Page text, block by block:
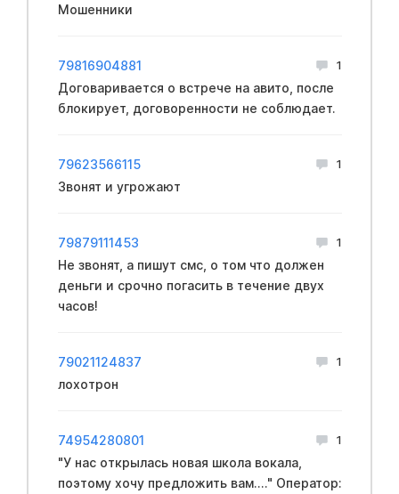
Мошенники
79816904881 1
Договаривается о встрече на авито, после
блокирует, договоренности не соблюдает.
79623566115 1
Звонят и угрожают
79879111453 1
Не звонят, а пишут смс, о том что должен
деньги и срочно погасить в течение двух
часов!
79021124837 1
лохотрон
74954280801 1
"У нас открылась новая школа вокала,
поэтому хочу предложить вам...." Оператор: